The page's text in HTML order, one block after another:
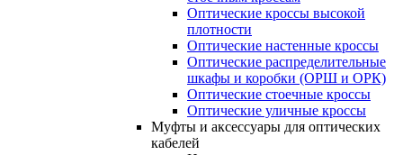
Оптические кроссы высокой
плотности
Оптические настенные кроссы
Оптические распределительные
шкафы и коробки (ОРШ и ОРК)
Оптические стоечные кроссы
Оптические уличные кроссы
Муфты и аксессуары для оптических
кабелей